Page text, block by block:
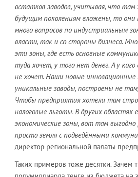
остатков заводов, учитывая, что
будущим поколениям вложены, то они
много вопросов по индустриальным
власти, так и со стороны бизнеса.
эти зоны, где есть основные
туда хочет, у того нет денег. А у кого
не хочет. Наши новые инновационные
уникальные заводы, построены не
Чтобы предприятия хотели там
налоговые льготы. В других областях
экономические зоны, вот там
просто земля с подведёнными
директор региональной палаты
Таких примеров тоже десятки. Зачем